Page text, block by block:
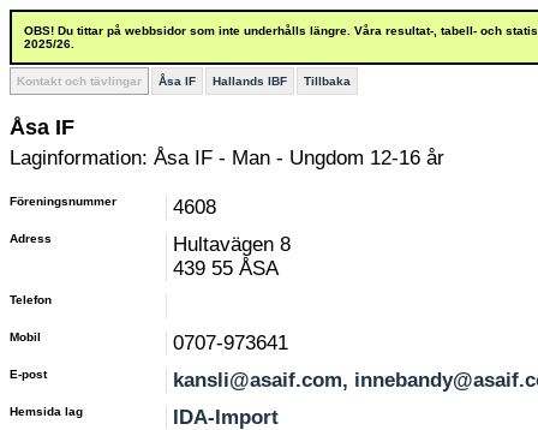
OBS! Du tittar på webbsidor som inte underhålls längre. Våra resultat-, tabell- och
2025/26.
Kontakt och tävlingar Åsa IF Hallands IBF Tillbaka
Åsa IF
Laginformation: Åsa IF - Man - Ungdom 12-16 år
Föreningsnummer 4608
Adress
Hultavägen 8
439 55 ÅSA
Telefon
Mobil 0707-973641
E-post kansli@asaif.com,
Hemsida lag IDA-Import